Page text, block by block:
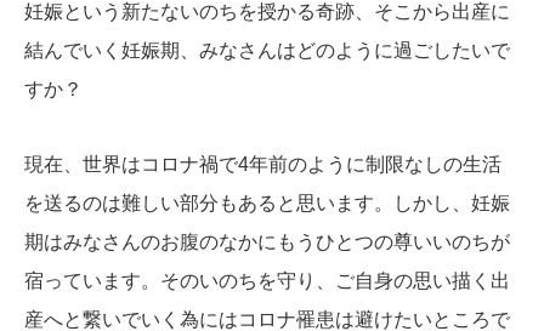
妊娠という新たないのちを授かる奇跡、そこから出産に
結んでいく妊娠期、みなさんはどのように過ごしたいで
すか？
現在、世界はコロナ禍で4年前のように制限なしの生活
を送るのは難しい部分もあると思います。しかし、妊娠
期はみなさんのお腹のなかにもうひとつの尊いいのちが
宿っています。そのいのちを守り、ご自身の思い描く出
産へと繋いでいく為にはコロナ罹患は避けたいところで